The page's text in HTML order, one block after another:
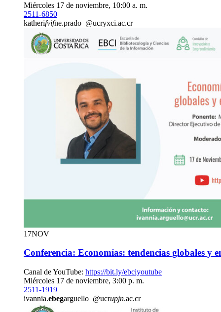
Miércoles 17 de noviembre, 10:00 a. m.
2511-6850
katherifvifne.prado @ucryxci.ac.cr
17NOV
Conferencia: Economías: tendencias globales y
Canal de YouTube: https://bit.ly/ebciyoutube
Miércoles 17 de noviembre, 3:00 p. m.
2511-1919
ivannia.ebegarguello @ucrupjn.ac.cr